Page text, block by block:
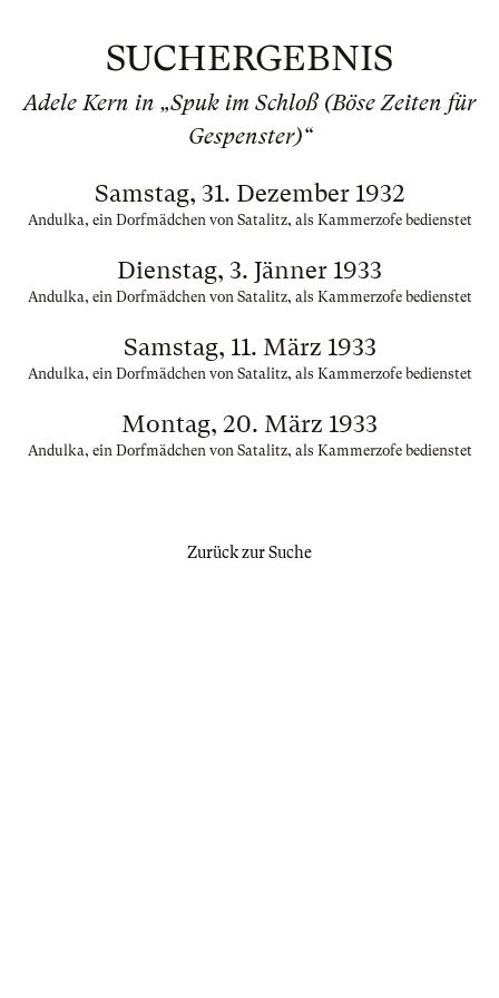
SUCHERGEBNIS
Adele Kern in „Spuk im Schloß (Böse Zeiten für
Gespenster)“
Samstag, 31. Dezember 1932
Andulka, ein Dorfmädchen von Satalitz, als Kammerzofe bedienstet
Dienstag, 3. Jänner 1933
Andulka, ein Dorfmädchen von Satalitz, als Kammerzofe bedienstet
Samstag, 11. März 1933
Andulka, ein Dorfmädchen von Satalitz, als Kammerzofe bedienstet
Montag, 20. März 1933
Andulka, ein Dorfmädchen von Satalitz, als Kammerzofe bedienstet
Zurück zur Suche